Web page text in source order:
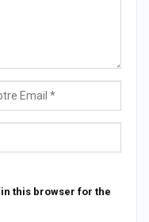
this browser for the